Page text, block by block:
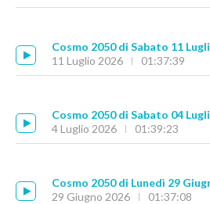
Cosmo 2050 di Sabato 11
11 Luglio 2026
01:37:39
Cosmo 2050 di Sabato 04
4 Luglio 2026
01:39:23
Cosmo 2050 di Lunedì 29
29 Giugno 2026
01:37:08